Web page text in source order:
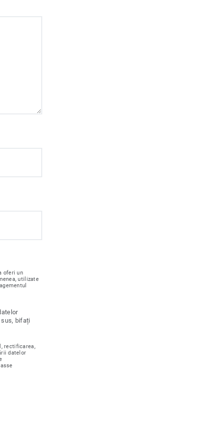
oferi un
utilizate
sus, bifați
rectificarea,
datelor